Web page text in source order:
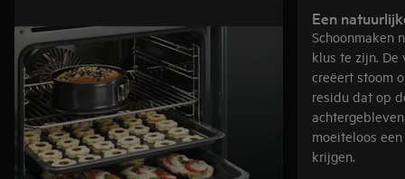
Een
Schoonmaken
klus te zijn. De
creëert stoom
residu dat op
moeiteloos
krijgen.